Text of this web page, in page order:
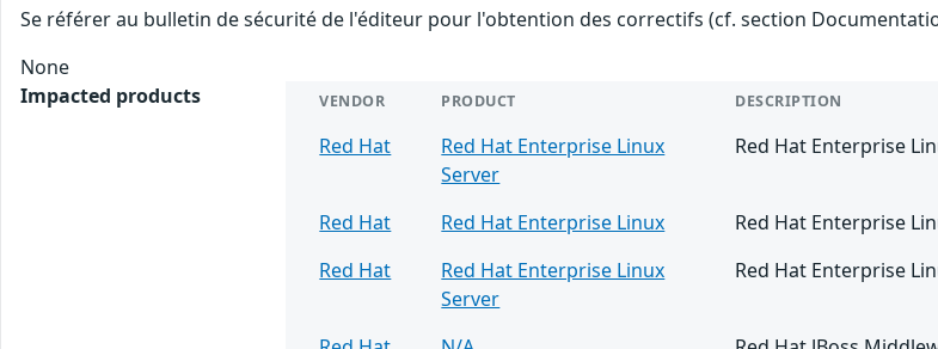
Se référer au bulletin de sécurité de l'éditeur pour l'obtention des correctifs (cf. section
None
Impacted products
VENDOR PRODUCT DESCRIPTION
Red Hat
Red Hat Enterprise Linux
Server
Red Hat Enterprise
Red Hat Red Hat Enterprise Linux
Red Hat Enterprise
Red Hat
Red Hat Enterprise Linux
Server
Red Hat Enterprise